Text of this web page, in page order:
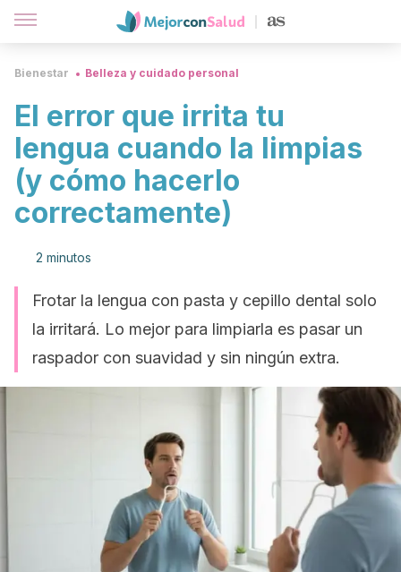
Bienestar Belleza y cuidado personal
El error que irrita tu
lengua cuando la limpias
(y cómo hacerlo
correctamente)
2 minutos
Frotar la lengua con pasta y cepillo dental solo
la irritará. Lo mejor para limpiarla es pasar un
raspador con suavidad y sin ningún extra.